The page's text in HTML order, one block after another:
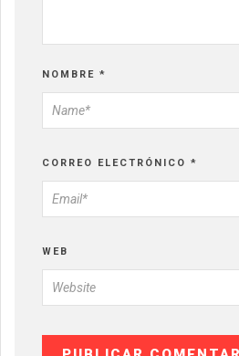
NOMBRE *
CORREO ELECTRÓNICO *
WEB